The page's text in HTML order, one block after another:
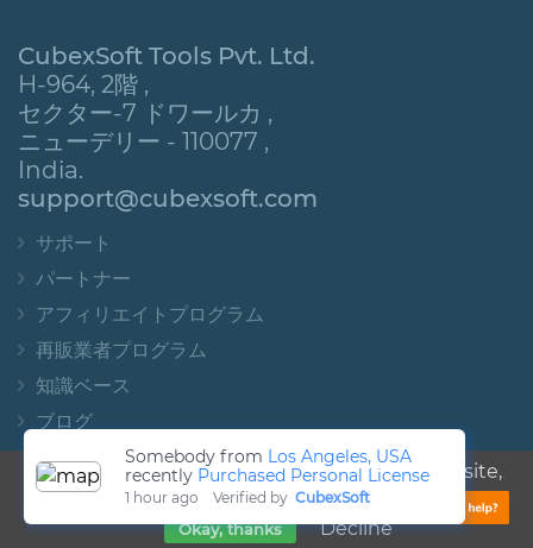
CubexSoft Tools Pvt. Ltd.
H-964, 2階 ,
セクター-7 ドワールカ ,
ニューデリー - 110077 ,
India.
support@cubexsoft.com
サポート
パートナー
アフィリエイトプログラム
再販業者プログラム
知識ベース
ブログ
PCI コンプライアンス
私たちについて
We use cookies, just to track visits to our website,
we store no personal details.Find out more
Okay, thanks Decline
Somebody from Los Angeles, USA
recently Purchased Personal License
1 hour ago Verified by CubexSoft